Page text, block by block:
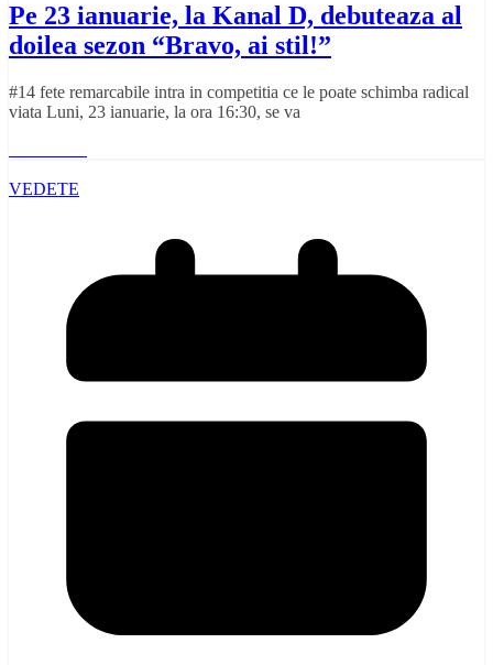
Pe 23 ianuarie, la Kanal D, debuteaza al
doilea sezon “Bravo, ai stil!”
#14 fete remarcabile intra in competitia ce le poate schimba radical
viata Luni, 23 ianuarie, la ora 16:30, se va
VEDETE